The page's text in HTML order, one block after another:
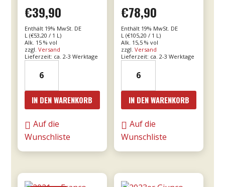
€39,90
Enthält 19% MwSt. DE
L (€53,20 / 1 L)
Alk. 15 % vol
zzgl. Versand
Lieferzeit: ca. 2-3 Werktage
Amarone
dalla
Valpolicella
DOCG
0,75l
Menge
IN DEN WARENKORB
Auf die
Wunschliste
€78,90
Enthält 19% MwSt. DE
L (€105,20 / 1 L)
Alk. 15,5 % vol
zzgl.Versand
Lieferzeit: ca. 2-3 Werktage
Amarone
Cá
Florian
RISERVA
0,75l
Menge
IN DEN WARENKORB
Auf die
Wunschliste